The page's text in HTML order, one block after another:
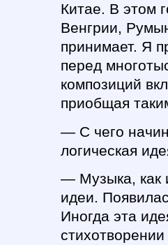
Китае. В этом
Венгрии,
принимает. Я
перед
композиций
приобщая
― С чего
логическая
― Музыка, как
идеи.
Иногда эта